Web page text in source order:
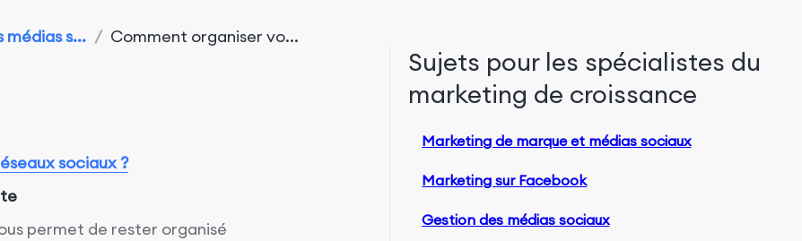
médias s... / Comment organiser vo...
sociaux ?
permet de rester organisé
Sujets pour les spécialistes du
marketing de croissance
Marketing de marque et médias sociaux
Marketing sur Facebook
Gestion des médias sociaux